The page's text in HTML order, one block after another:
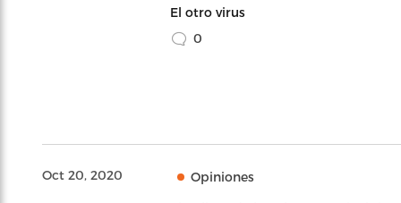
El otro virus
0
Oct 20, 2020 Opiniones